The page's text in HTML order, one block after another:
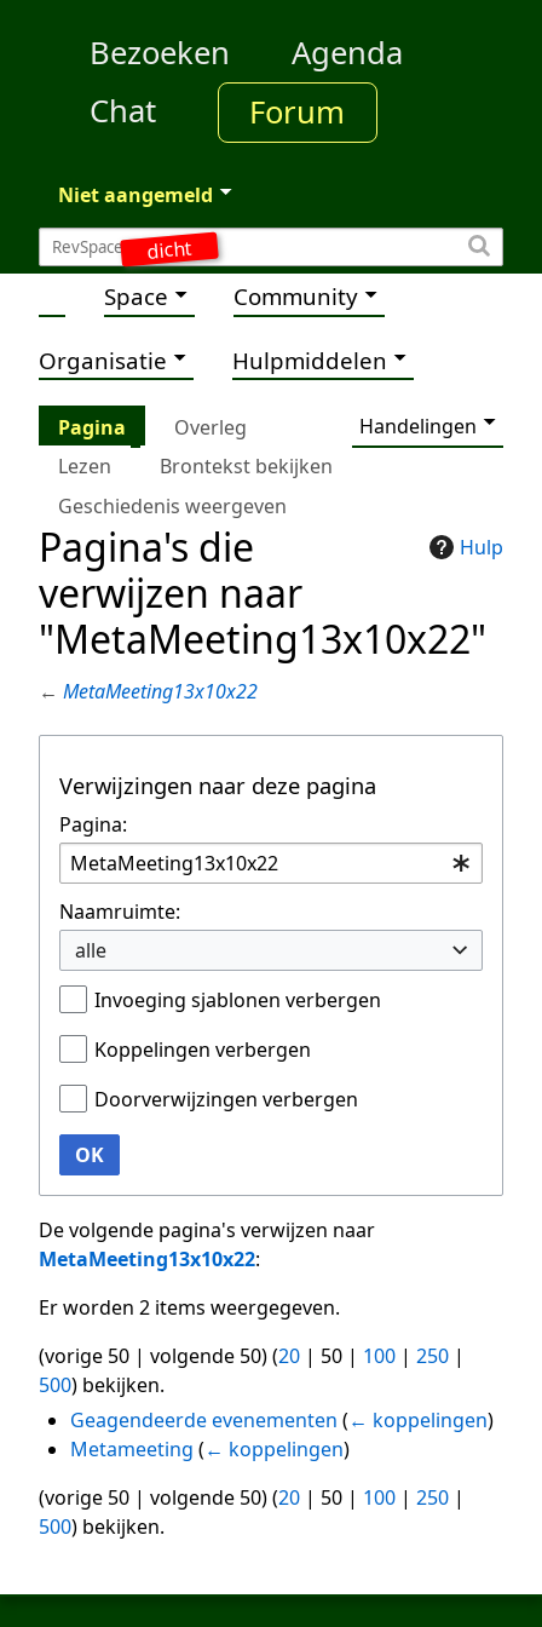
dicht
Bezoeken
Agenda
Chat
Forum
Niet aangemeld
Space Community
Organisatie Hulpmiddelen
Pagina Overleg
Handelingen
Lezen
Brontekst bekijken
Geschiedenis weergeven
Hulp
Pagina's die
verwijzen naar
"MetaMeeting13x10x22"
← MetaMeeting13x10x22
Verwijzingen naar deze pagina
Pagina:
Naamruimte:
alle
Invoeging sjablonen verbergen
Koppelingen verbergen
Doorverwijzingen verbergen
OK
De volgende pagina's verwijzen naar
MetaMeeting13x10x22:
Er worden 2 items weergegeven.
(vorige 50 | volgende 50) (20 | 50 | 100 | 250 |
500) bekijken.
Geagendeerde evenementen (← koppelingen)
Metameeting (← koppelingen)
(vorige 50 | volgende 50) (20 | 50 | 100 | 250 |
500) bekijken.